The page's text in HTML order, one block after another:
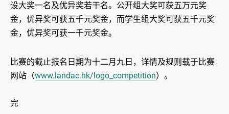
设大奖一名及优异奖若干名。公开组大奖可获五万元奖
金，优异奖可获五千元奖金，而学生组大奖可获五千元奖
金，优异奖可获一千元奖金。
比赛的截止报名日期为十二月九日，详情及规则载于比赛
网站（www.landac.hk/logo_competition）。
完